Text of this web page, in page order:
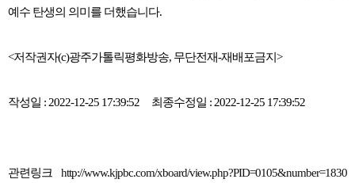
예수 탄생의 의미를 더했습니다.
<저작권자(c)광주가톨릭평화방송, 무단전재-재배포금지>
작성일 : 2022-12-25 17:39:52 최종수정일 : 2022-12-25 17:39:52
관련링크 http://www.kjpbc.com/xboard/view.php?PID=0105&number=1830